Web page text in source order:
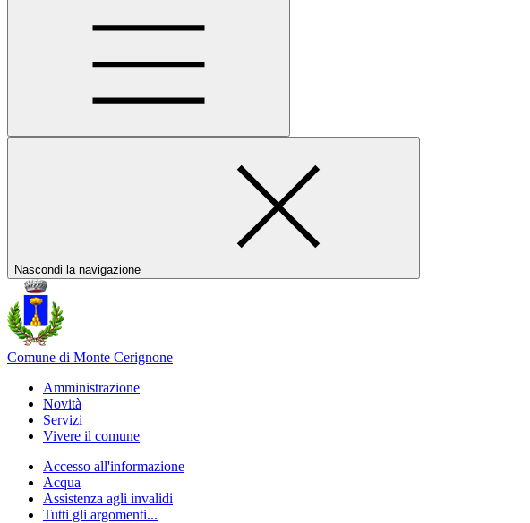
Nascondi la navigazione
Comune di Monte Cerignone
Amministrazione
Novità
Servizi
Vivere il comune
Accesso all'informazione
Acqua
Assistenza agli invalidi
Tutti gli argomenti...